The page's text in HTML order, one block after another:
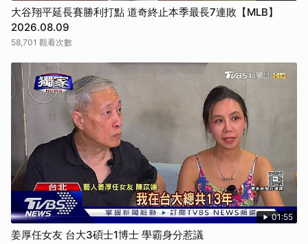
大谷翔平延長賽勝利打點 道奇終止本季最長7連敗【MLB】
2026.08.09
58,701 觀看次數
01:55
姜厚任女友 台大3碩士1博士 學霸身分惹議